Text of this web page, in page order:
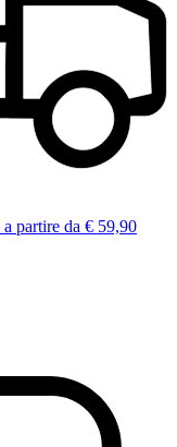
a partire da € 59,90